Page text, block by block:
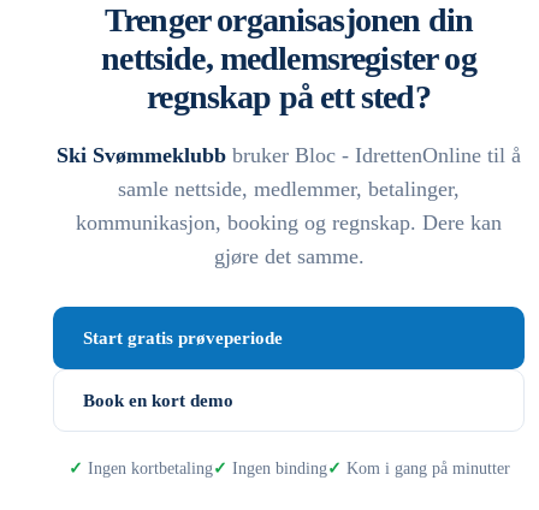
Trenger organisasjonen din
nettside, medlemsregister og
regnskap på ett sted?
Ski Svømmeklubb bruker Bloc - IdrettenOnline til å
samle nettside, medlemmer, betalinger,
kommunikasjon, booking og regnskap. Dere kan
gjøre det samme.
Start gratis prøveperiode
Book en kort demo
Ingen kortbetaling Ingen binding Kom i gang på minutter